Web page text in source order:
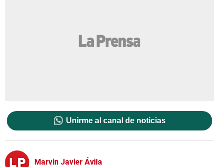
Unirme al canal de noticias
Marvin Javier Ávila